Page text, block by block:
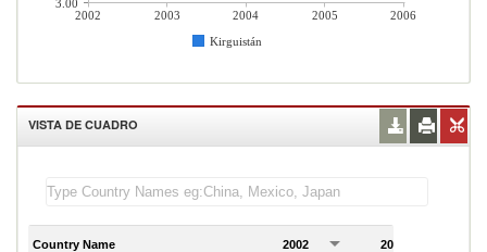
2002 2003 2004 2005
2006
Kirguistán
3.00
VISTA DE CUADRO
Country Name 2002 2003